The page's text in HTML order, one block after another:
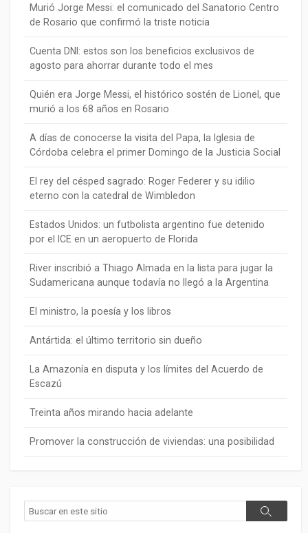
Murió Jorge Messi: el comunicado del Sanatorio Centro
de Rosario que confirmó la triste noticia
Cuenta DNI: estos son los beneficios exclusivos de
agosto para ahorrar durante todo el mes
Quién era Jorge Messi, el histórico sostén de Lionel, que
murió a los 68 años en Rosario
A días de conocerse la visita del Papa, la Iglesia de
Córdoba celebra el primer Domingo de la Justicia Social
El rey del césped sagrado: Roger Federer y su idilio
eterno con la catedral de Wimbledon
Estados Unidos: un futbolista argentino fue detenido
por el ICE en un aeropuerto de Florida
River inscribió a Thiago Almada en la lista para jugar la
Sudamericana aunque todavía no llegó a la Argentina
El ministro, la poesía y los libros
Antártida: el último territorio sin dueño
La Amazonía en disputa y los límites del Acuerdo de
Escazú
Treinta años mirando hacia adelante
Promover la construcción de viviendas: una posibilidad
Buscar
Buscar